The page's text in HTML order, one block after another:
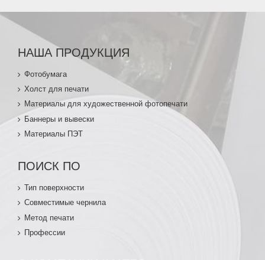
НАША ПРОДУКЦИЯ
Фотобумага
Холст для печати
Материалы для художественной фотопечати
Баннеры и вывески
Материалы ПЭТ
ПОИСК ПО
Тип поверхности
Совместимые чернила
Метод печати
Профессии